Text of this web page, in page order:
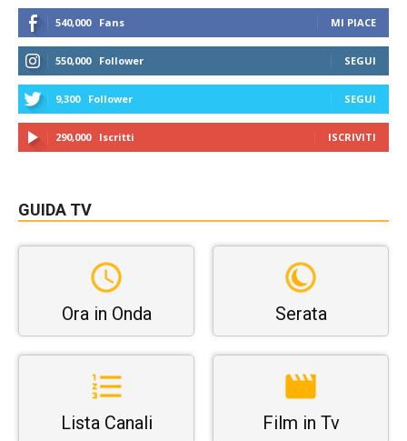
540,000 Fans MI PIACE
550,000 Follower SEGUI
9,300 Follower SEGUI
290,000 Iscritti ISCRIVITI
GUIDA TV
Ora in Onda Serata
Lista Canali Film in Tv